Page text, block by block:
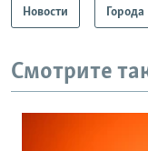
Новости Города
Смотрите